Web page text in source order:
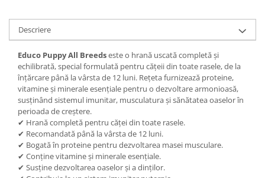
Descriere
Educo Puppy All Breedseste o hrană uscată completă și
echilibrată, special formulată pentru cățeii din toate rasele, de la
înțărcare până la vârsta de 12 luni. Rețeta furnizează proteine,
vitamine și minerale esențiale pentru o dezvoltare armonioasă,
susținând sistemul imunitar, musculatura și sănătatea oaselor în
perioada de creștere.
✔ Hrană completă pentru căței din toate rasele.
✔ Recomandată până la vârsta de 12 luni.
✔ Bogată în proteine pentru dezvoltarea masei musculare.
✔ Conține vitamine și minerale esențiale.
✔ Susține dezvoltarea oaselor și a dinților.